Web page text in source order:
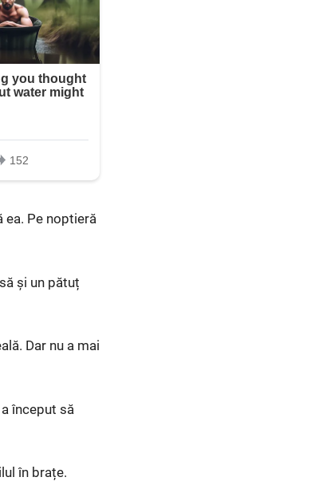
ea. Pe noptieră
și un pătuț
Dar nu a mai
început să
în brațe.